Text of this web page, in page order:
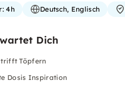
4h Deutsch, Englisch
Dich
trifft Töpfern
Dosis Inspiration